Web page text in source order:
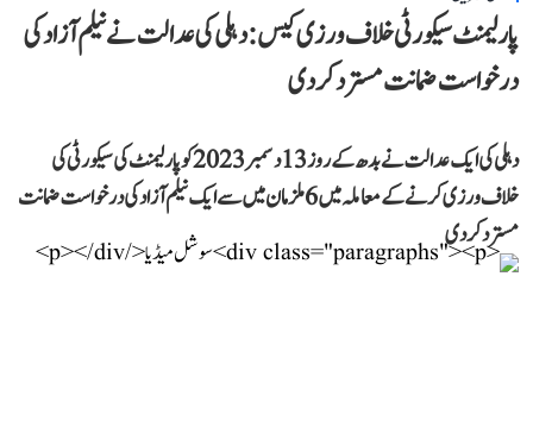
پارلیمنٹ سیکورٹی خلاف ورزی کیس: دہلی کی عدالت نے نیلم آزاد کی
درخواست ضمانت مسترد کر دی
دہلی کی ایک عدالت نے بدھ کے روز 13 دسمبر 2023 کو پارلیمنٹ کی سیکورٹی کی
خلاف ورزی کرنے کے معاملہ میں 6 ملزمان میں سے ایک نیلم آزاد کی درخواست ضمانت
مسترد کر دی